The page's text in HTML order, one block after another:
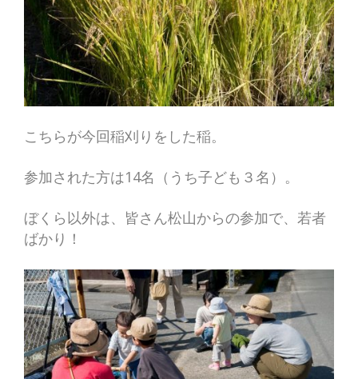
こちらが今回稲刈りをした稲。
参加された方は14名（うち子ども３名）。
ぼくら以外は、皆さん松山からの参加で、若者
ばかり！